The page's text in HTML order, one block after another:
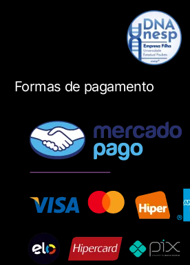
Formas de pagamento